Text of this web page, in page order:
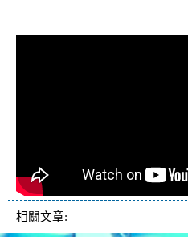
相關文章: